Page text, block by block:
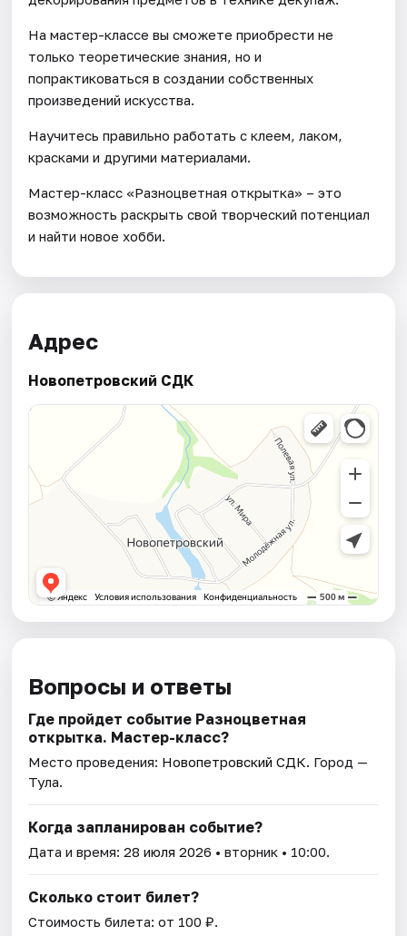
На мастер-классе вы сможете приобрести не
только теоретические знания, но и
попрактиковаться в создании собственных
произведений искусства.
Научитесь правильно работать с клеем, лаком,
красками и другими материалами.
Мастер-класс «Разноцветная открытка» – это
возможность раскрыть свой творческий потенциал
и найти новое хобби.
Адрес
Новопетровский СДК
Вопросы и ответы
Где пройдет событие Разноцветная
открытка. Мастер-класс?
Место проведения: Новопетровский СДК. Город —
Тула.
Когда запланирован событие?
Дата и время:28 июля 2026 • вторник • 10:00.
Сколько стоит билет?
Стоимость билета: от 100 ₽.